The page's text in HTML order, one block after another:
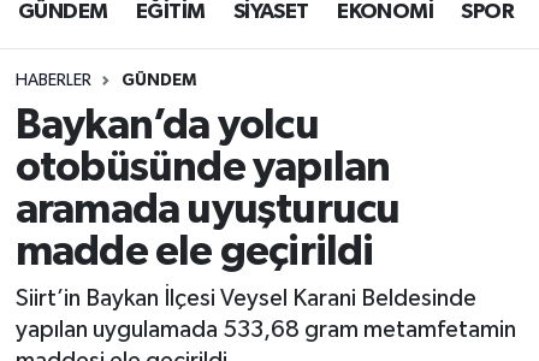
GÜNDEM EĞİTİM SİYASET EKONOMİ SPOR
HABERLER GÜNDEM
Baykan’da yolcu
otobüsünde yapılan
aramada uyuşturucu
madde ele geçirildi
Siirt’in Baykan İlçesi Veysel Karani Beldesinde
yapılan uygulamada 533,68 gram metamfetamin
SİYASET
EKONOMİ
SPOR
İLÇELER
KÜLTÜR-SANAT
SAĞLIK-YAŞAM
Siirt Namaz Vakitleri
Siirt Trafik Yoğunluk Haritası
Süper Lig Puan Durumu ve Fikstür
Tüm Manşetler
Son Dakika Haberleri
Haber Arşivi